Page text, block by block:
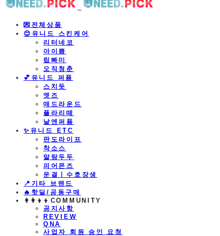
💌전체상품
😊유니드 스킨케어
리터네코
아이쁨
립빠미
오직청춘
💕유니드 퍼퓸
스치듯
엣즈
매드라운드
플라리떼
날엔퍼퓸
​✨유니드 ETC
판도라이프
착소스
말랑두두
피어몬즈
운결ㅣ수호장생
📍기타 브랜드
🔥핫딜/공동구매
👩‍👩‍👦‍👦COMMUNITY
공지사항
REVIEW
QNA
사업자 회원 승인 요청